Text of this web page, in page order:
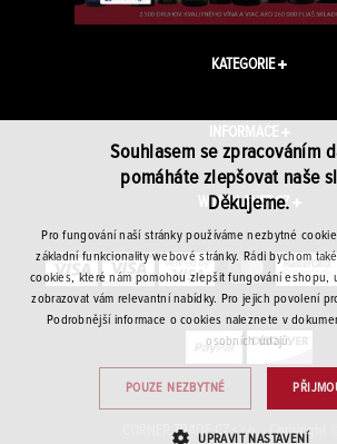
KATEGORIE
INFORMACE
WINEPLANET.CZ
CORNER TRADE CZ s.r.o. · Copyright
Souhlasem se zpracováním
pomáháte zlepšovat naše
Děkujeme.
Pro fungování naší stránky používáme nezbytné
základní funkcionality webové stránky. Rádi bychom
cookies, které nám pomohou zlepšit fungování eshopu,
zobrazovat vám relevantní nabídky. Pro jejich povolení
Podrobnější informace o cookies naleznete v
osobních údajů.
POUZE NEZBYTNÉ
UPRAVIT NASTAVENÍ